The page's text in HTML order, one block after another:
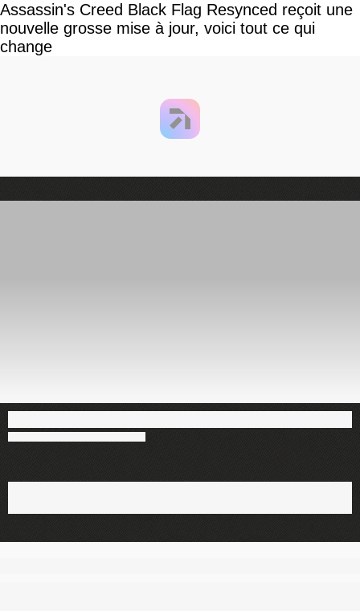
Assassin's Creed Black Flag Resynced reçoit une
nouvelle grosse mise à jour, voici tout ce qui
change